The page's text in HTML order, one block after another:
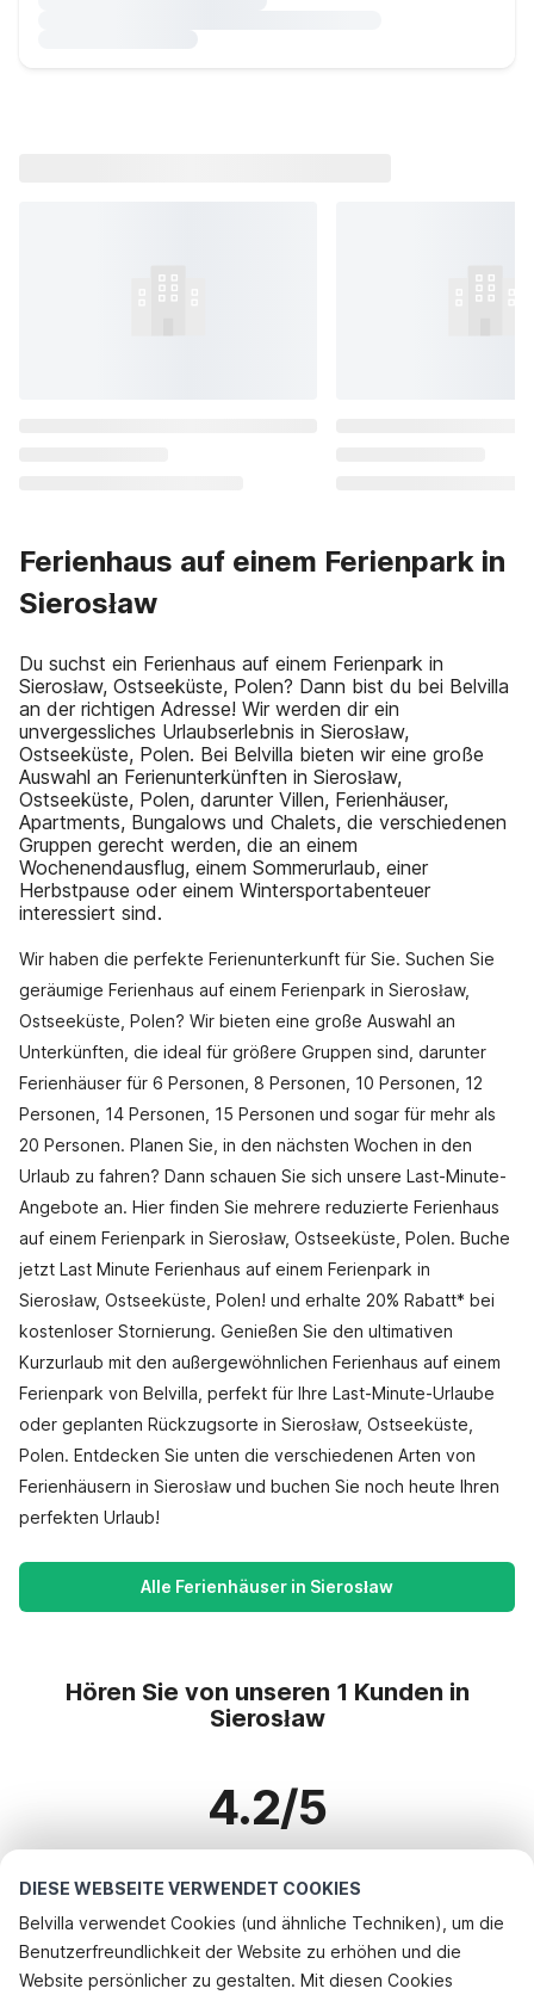
DIESE WEBSEITE VERWENDET COOKIES
Belvilla verwendet Cookies (und ähnliche Techniken), um die
Benutzerfreundlichkeit der Website zu erhöhen und die
Website persönlicher zu gestalten. Mit diesen Cookies
Ferienhaus auf einem Ferienpark in
Sierosław
Du suchst ein Ferienhaus auf einem Ferienpark in
Sierosław, Ostseeküste, Polen? Dann bist du bei Belvilla
an der richtigen Adresse! Wir werden dir ein
unvergessliches Urlaubserlebnis in Sierosław,
Ostseeküste, Polen. Bei Belvilla bieten wir eine große
Auswahl an Ferienunterkünften in Sierosław,
Ostseeküste, Polen, darunter Villen, Ferienhäuser,
Apartments, Bungalows und Chalets, die verschiedenen
Gruppen gerecht werden, die an einem
Wochenendausflug, einem Sommerurlaub, einer
Herbstpause oder einem Wintersportabenteuer
interessiert sind.
Wir haben die perfekte Ferienunterkunft für Sie. Suchen Sie
geräumige Ferienhaus auf einem Ferienpark in Sierosław,
Ostseeküste, Polen? Wir bieten eine große Auswahl an
Unterkünften, die ideal für größere Gruppen sind, darunter
Ferienhäuser für 6 Personen, 8 Personen, 10 Personen, 12
Personen, 14 Personen, 15 Personen und sogar für mehr als
20 Personen. Planen Sie, in den nächsten Wochen in den
Urlaub zu fahren? Dann schauen Sie sich unsere Last-Minute-
Angebote an. Hier finden Sie mehrere reduzierte Ferienhaus
auf einem Ferienpark in Sierosław, Ostseeküste, Polen. Buche
jetzt Last Minute Ferienhaus auf einem Ferienpark in
Sierosław, Ostseeküste, Polen! und erhalte 20% Rabatt* bei
kostenloser Stornierung. Genießen Sie den ultimativen
Kurzurlaub mit den außergewöhnlichen Ferienhaus auf einem
Ferienpark von Belvilla, perfekt für Ihre Last-Minute-Urlaube
oder geplanten Rückzugsorte in Sierosław, Ostseeküste,
Polen. Entdecken Sie unten die verschiedenen Arten von
Ferienhäusern in Sierosław und buchen Sie noch heute Ihren
perfekten Urlaub!
Alle Ferienhäuser in Sierosław
Hören Sie von unseren 1 Kunden in
Sierosław
4.2/5
Beliebteste Reiseziele für UrlaubTelefonisch buchen